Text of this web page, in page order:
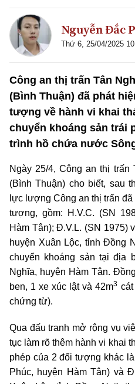
Nguyễn Đắc
Thứ 6, 25/04/2025
Công an thị trấn Tân
(Bình Thuận) đã phát
tượng về hành vi khai
chuyển khoáng sản trái
trình hồ chứa nước
Ngày 25/4, Công an thị trấn
(Bình Thuận) cho biết, sau
lực lượng Công an thị trấn
tượng, gồm: H.V.C. (SN
Hàm Tân); Đ.V.L. (SN 1975)
huyện Xuân Lộc, tỉnh Đồng
chuyển khoáng sản tại địa
Nghĩa, huyện Hàm Tân.
ben, 1 xe xúc lật và 42m3
chứng từ).
Qua đấu tranh mở rộng vụ
tục làm rõ thêm hành vi khai
phép của 2 đối tượng khác
Phúc, huyện Hàm Tân) và